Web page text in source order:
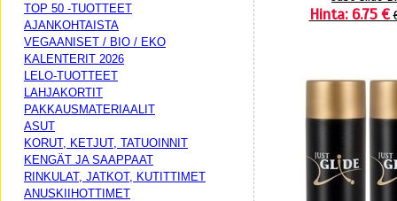
TOP 50 -TUOTTEET
AJANKOHTAISTA
VEGAANISET / BIO / EKO
KALENTERIT 2026
LELO-TUOTTEET
LAHJAKORTIT
PAKKAUSMATERIAALIT
ASUT
KORUT, KETJUT, TATUOINNIT
KENGÄT JA SAAPPAAT
RINKULAT, JATKOT, KUTITTIMET
ANUSKIIHOTTIMET
Hinta: 6.75 €